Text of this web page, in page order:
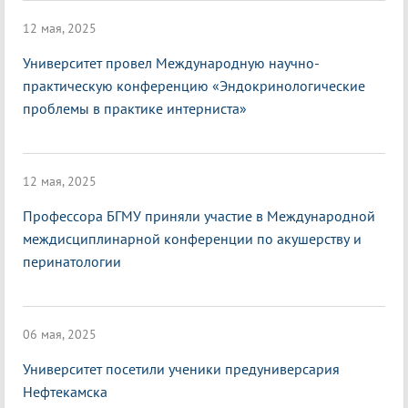
12 мая, 2025
Университет провел Международную научно-
практическую конференцию «Эндокринологические
проблемы в практике интерниста»
12 мая, 2025
Профессора БГМУ приняли участие в Международной
междисциплинарной конференции по акушерству и
перинатологии
06 мая, 2025
Университет посетили ученики предуниверсария
Нефтекамска